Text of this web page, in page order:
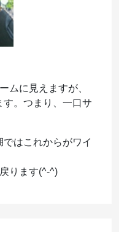
ムに見えますが、
。つまり、一口サ
はこれからがワイ
ります(^-^)